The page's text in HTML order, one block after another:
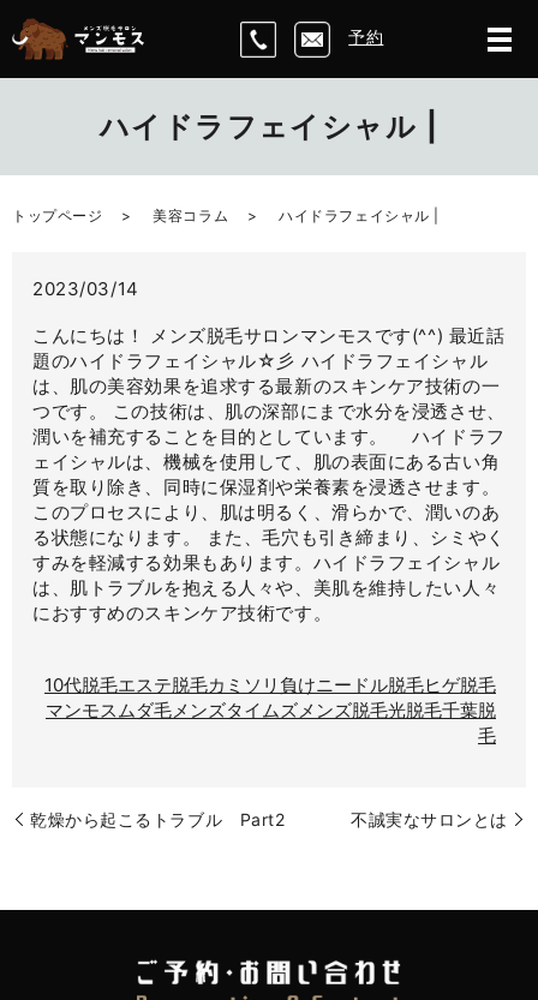
予約
ハイドラフェイシャル |
トップページ 美容コラム ハイドラフェイシャル |
2023/03/14
こんにちは！ メンズ脱毛サロンマンモスです(^^) 最近話
題のハイドラフェイシャル☆彡 ハイドラフェイシャル
は、肌の美容効果を追求する最新のスキンケア技術の一
つです。 この技術は、肌の深部にまで水分を浸透させ、
潤いを補充することを目的としています。 ハイドラフ
ェイシャルは、機械を使用して、肌の表面にある古い角
質を取り除き、同時に保湿剤や栄養素を浸透させます。
このプロセスにより、肌は明るく、滑らかで、潤いのあ
る状態になります。 また、毛穴も引き締まり、シミやく
すみを軽減する効果もあります。ハイドラフェイシャル
は、肌トラブルを抱える人々や、美肌を維持したい人々
におすすめのスキンケア技術です。
10代脱毛エステ脱毛カミソリ負けニードル脱毛ヒゲ脱毛
マンモスムダ毛メンズタイムズメンズ脱毛光脱毛千葉脱
毛
乾燥から起こるトラブル Part2 不誠実なサロンとは